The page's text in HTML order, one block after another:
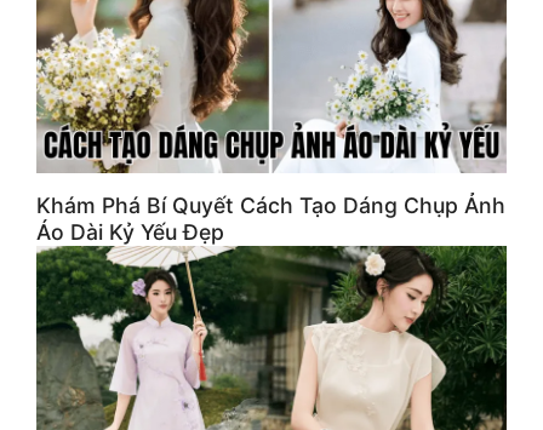
Khám Phá Bí Quyết Cách Tạo Dáng Chụp Ảnh
Áo Dài Kỷ Yếu Đẹp